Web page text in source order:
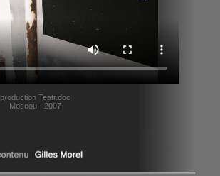
production Teatr.doc
Moscou - 2007